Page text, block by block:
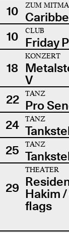
10
ZUM
10
CLUB
Friday
18
KONZERT
V
22
TANZ
Pro
24
TANZ
25
TANZ
29
THEATER
Hakim
flags